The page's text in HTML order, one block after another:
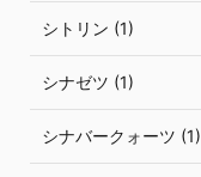
シトリン (1)
シナゼツ (1)
シナバークォーツ (1)